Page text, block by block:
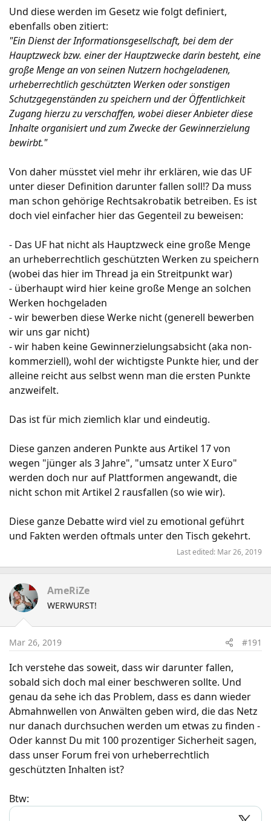
Und diese werden im Gesetz wie folgt definiert,
ebenfalls oben zitiert:
"Ein Dienst der Informationsgesellschaft, bei dem der
Hauptzweck bzw. einer der Hauptzwecke darin besteht, eine
große Menge an von seinen Nutzern hochgeladenen,
urheberrechtlich geschützten Werken oder sonstigen
Schutzgegenständen zu speichern und der Öffentlichkeit
Zugang hierzu zu verschaffen, wobei dieser Anbieter diese
Inhalte organisiert und zum Zwecke der Gewinnerzielung
bewirbt."
Von daher müsstet viel mehr ihr erklären, wie das UF
unter dieser Definition darunter fallen soll!? Da muss
man schon gehörige Rechtsakrobatik betreiben. Es ist
doch viel einfacher hier das Gegenteil zu beweisen:
- Das UF hat nicht als Hauptzweck eine große Menge
an urheberrechtlich geschützten Werken zu speichern
(wobei das hier im Thread ja ein Streitpunkt war)
- überhaupt wird hier keine große Menge an solchen
Werken hochgeladen
- wir bewerben diese Werke nicht (generell bewerben
wir uns gar nicht)
- wir haben keine Gewinnerzielungsabsicht (aka non-
kommerziell), wohl der wichtigste Punkte hier, und der
alleine reicht aus selbst wenn man die ersten Punkte
anzweifelt.
Das ist für mich ziemlich klar und eindeutig.
Diese ganzen anderen Punkte aus Artikel 17 von
wegen "jünger als 3 Jahre", "umsatz unter X Euro"
werden doch nur auf Plattformen angewandt, die
nicht schon mit Artikel 2 rausfallen (so wie wir).
Diese ganze Debatte wird viel zu emotional geführt
und Fakten werden oftmals unter den Tisch gekehrt.
Last edited: Mar 26, 2019
AmeRiZe
WERWURST!
Mar 26, 2019 #191
Ich verstehe das soweit, dass wir darunter fallen,
sobald sich doch mal einer beschweren sollte. Und
genau da sehe ich das Problem, dass es dann wieder
Abmahnwellen von Anwälten geben wird, die das Netz
nur danach durchsuchen werden um etwas zu finden -
Oder kannst Du mit 100 prozentiger Sicherheit sagen,
dass unser Forum frei von urheberrechtlich
geschützten Inhalten ist?
Btw: